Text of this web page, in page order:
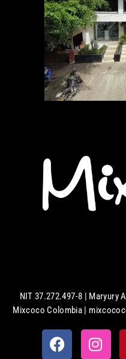
NIT 37.272.497-8 | Maryury
Mixcoco Colombia |